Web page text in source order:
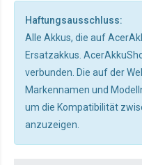
Haftungsausschluss:
Alle Akkus, die auf
Ersatzakkus.
verbunden. Die auf der
Markennamen und
um die Kompatibilität
anzuzeigen.